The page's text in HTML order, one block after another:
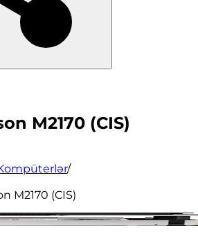
M2170 (CIS)
/
M2170 (CIS)